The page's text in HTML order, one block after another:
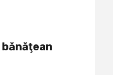
bănăţean